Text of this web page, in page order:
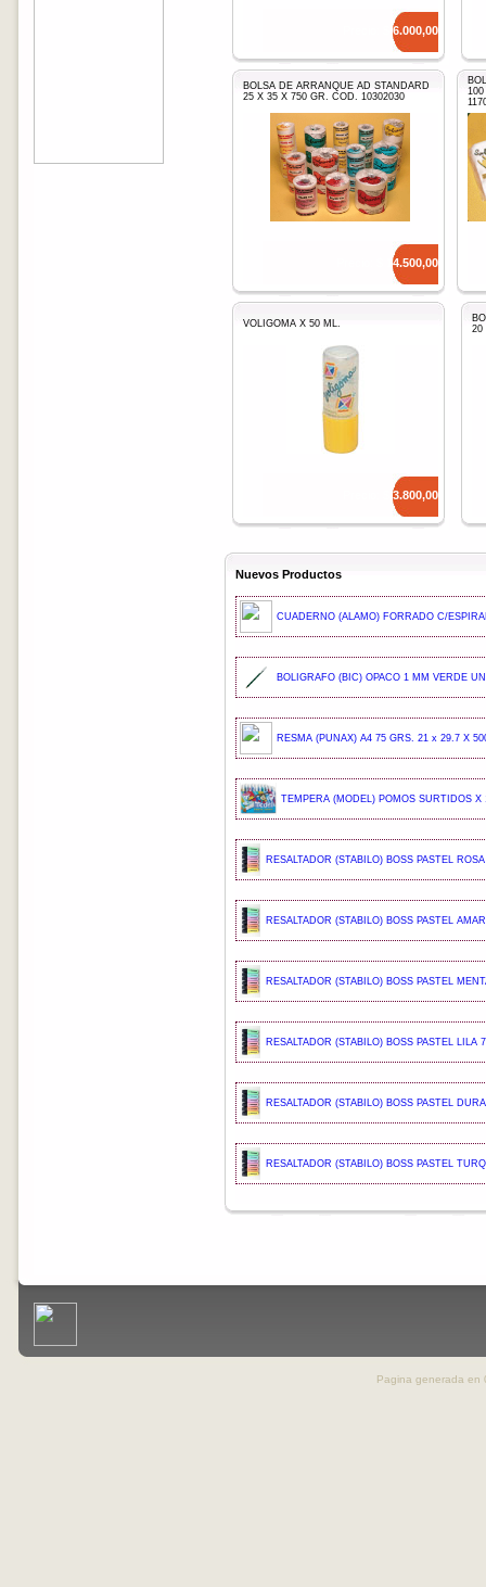
6.000,00
BOLSA DE ARRANQUE AD STANDARD
25 X 35 X 750 GR. COD. 10302030
14.500,00
VOLIGOMA X 50 ML.
3.800,00
20
Nuevos Productos
CUADERNO (ALAMO) FORRADO C/
BOLIGRAFO (BIC) OPACO 1 MM VERDE
RESMA (PUNAX) A4 75 GRS. 21 x 29.7 X
TEMPERA (MODEL) POMOS SURTIDOS X
RESALTADOR (STABILO) BOSS PASTEL
RESALTADOR (STABILO) BOSS PASTEL
RESALTADOR (STABILO) BOSS PASTEL
RESALTADOR (STABILO) BOSS PASTEL LILA
RESALTADOR (STABILO) BOSS PASTEL
RESALTADOR (STABILO) BOSS PASTEL
Pagina generada en